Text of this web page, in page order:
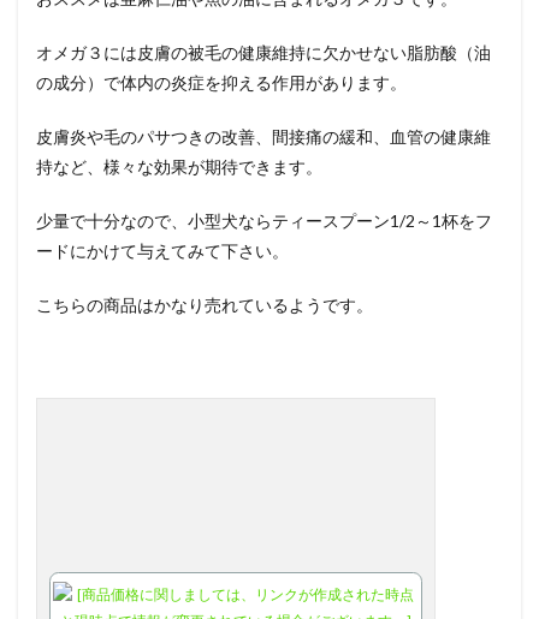
オメガ３には皮膚の被毛の健康維持に欠かせない脂肪酸（油
の成分）で体内の炎症を抑える作用があります。
皮膚炎や毛のパサつきの改善、間接痛の緩和、血管の健康維
持など、様々な効果が期待できます。
少量で十分なので、小型犬ならティースプーン1/2～1杯をフ
ードにかけて与えてみて下さい。
こちらの商品はかなり売れているようです。